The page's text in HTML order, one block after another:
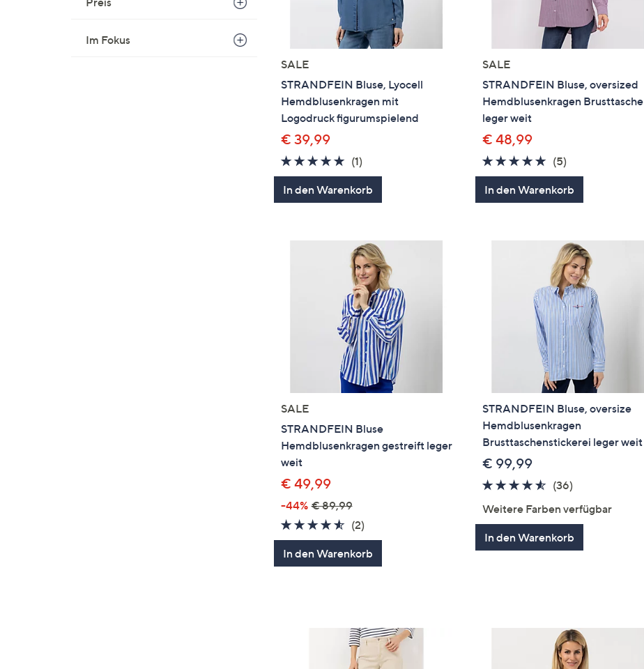
Im Fokus
SALE
STRANDFEIN Bluse, Lyocell
Hemdblusenkragen mit
Logodruck figurumspielend
€ 39,99
5.0
von
5
(1)1
Bewertungen
In den Warenkorb
SALE
STRANDFEIN Bluse, oversized
Hemdblusenkragen Brusttasche
leger weit
€ 48,99
4.8
von
5
(5)
Bewertungen
In den Warenkorb
SALE
STRANDFEIN Bluse
Hemdblusenkragen gestreift leger
weit
€ 49,99
-44% € 89,99
4.5
von
5
(2)2
Bewertungen
In den Warenkorb
STRANDFEIN Bluse, oversize
Hemdblusenkragen
Brusttaschenstickerei leger weit
€ 99,99
4.4
(36)
Weitere Farben verfügbar
In den Warenkorb